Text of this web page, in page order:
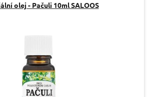
olej - Pačuli 10ml SALOOS